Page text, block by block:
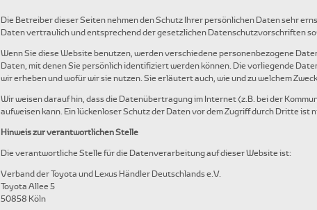
Die Betreiber dieser Seiten nehmen den Schutz Ihrer persönlichen Daten sehr
Daten vertraulich und entsprechend der gesetzlichen Datenschutzvorschriften
Wenn Sie diese Website benutzen, werden verschiedene personenbezogene
Daten, mit denen Sie persönlich identifiziert werden können. Die vorliegende
wir erheben und wofür wir sie nutzen. Sie erläutert auch, wie und zu welchem
Wir weisen darauf hin, dass die Datenübertragung im Internet (z.B. bei der
aufweisen kann. Ein lückenloser Schutz der Daten vor dem Zugriff durch Dritte ist
Hinweis zur verantwortlichen Stelle
Die verantwortliche Stelle für die Datenverarbeitung auf dieser Website ist:
Verband der Toyota und Lexus Händler Deutschlands e.V.
Toyota Allee 5
50858 Köln